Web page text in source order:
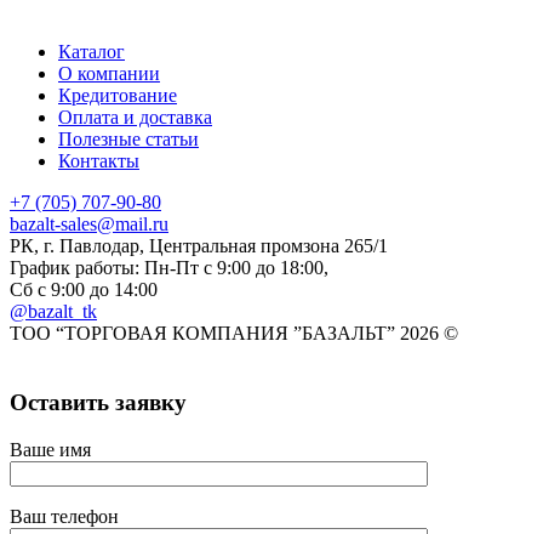
Каталог
О компании
Кредитование
Оплата и доставка
Полезные статьи
Контакты
+7 (705) 707-90-80
bazalt-sales@mail.ru
РК, г. Павлодар, Центральная промзона 265/1
График работы: Пн-Пт с 9:00 до 18:00,
Сб с 9:00 до 14:00
@bazalt_tk
ТОО “ТОРГОВАЯ КОМПАНИЯ ”БАЗАЛЬТ” 2026 ©
Оставить заявку
Ваше имя
Ваш телефон